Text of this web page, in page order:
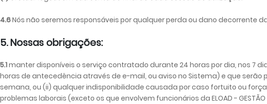
4.6Nós não seremos responsáveis por qualquer perda ou dano decorrente
5. Nossas obrigações:
5.1manter disponíveis o serviço contratado durante 24 horas por dia, nos 7
horas de antecedência através de e-mail, ou aviso no Sistema) e que
semana, ou (ii) qualquer indisponibilidade causada por caso fortuito ou
problemas laborais (exceto os que envolvem funcionários da ELOAD -